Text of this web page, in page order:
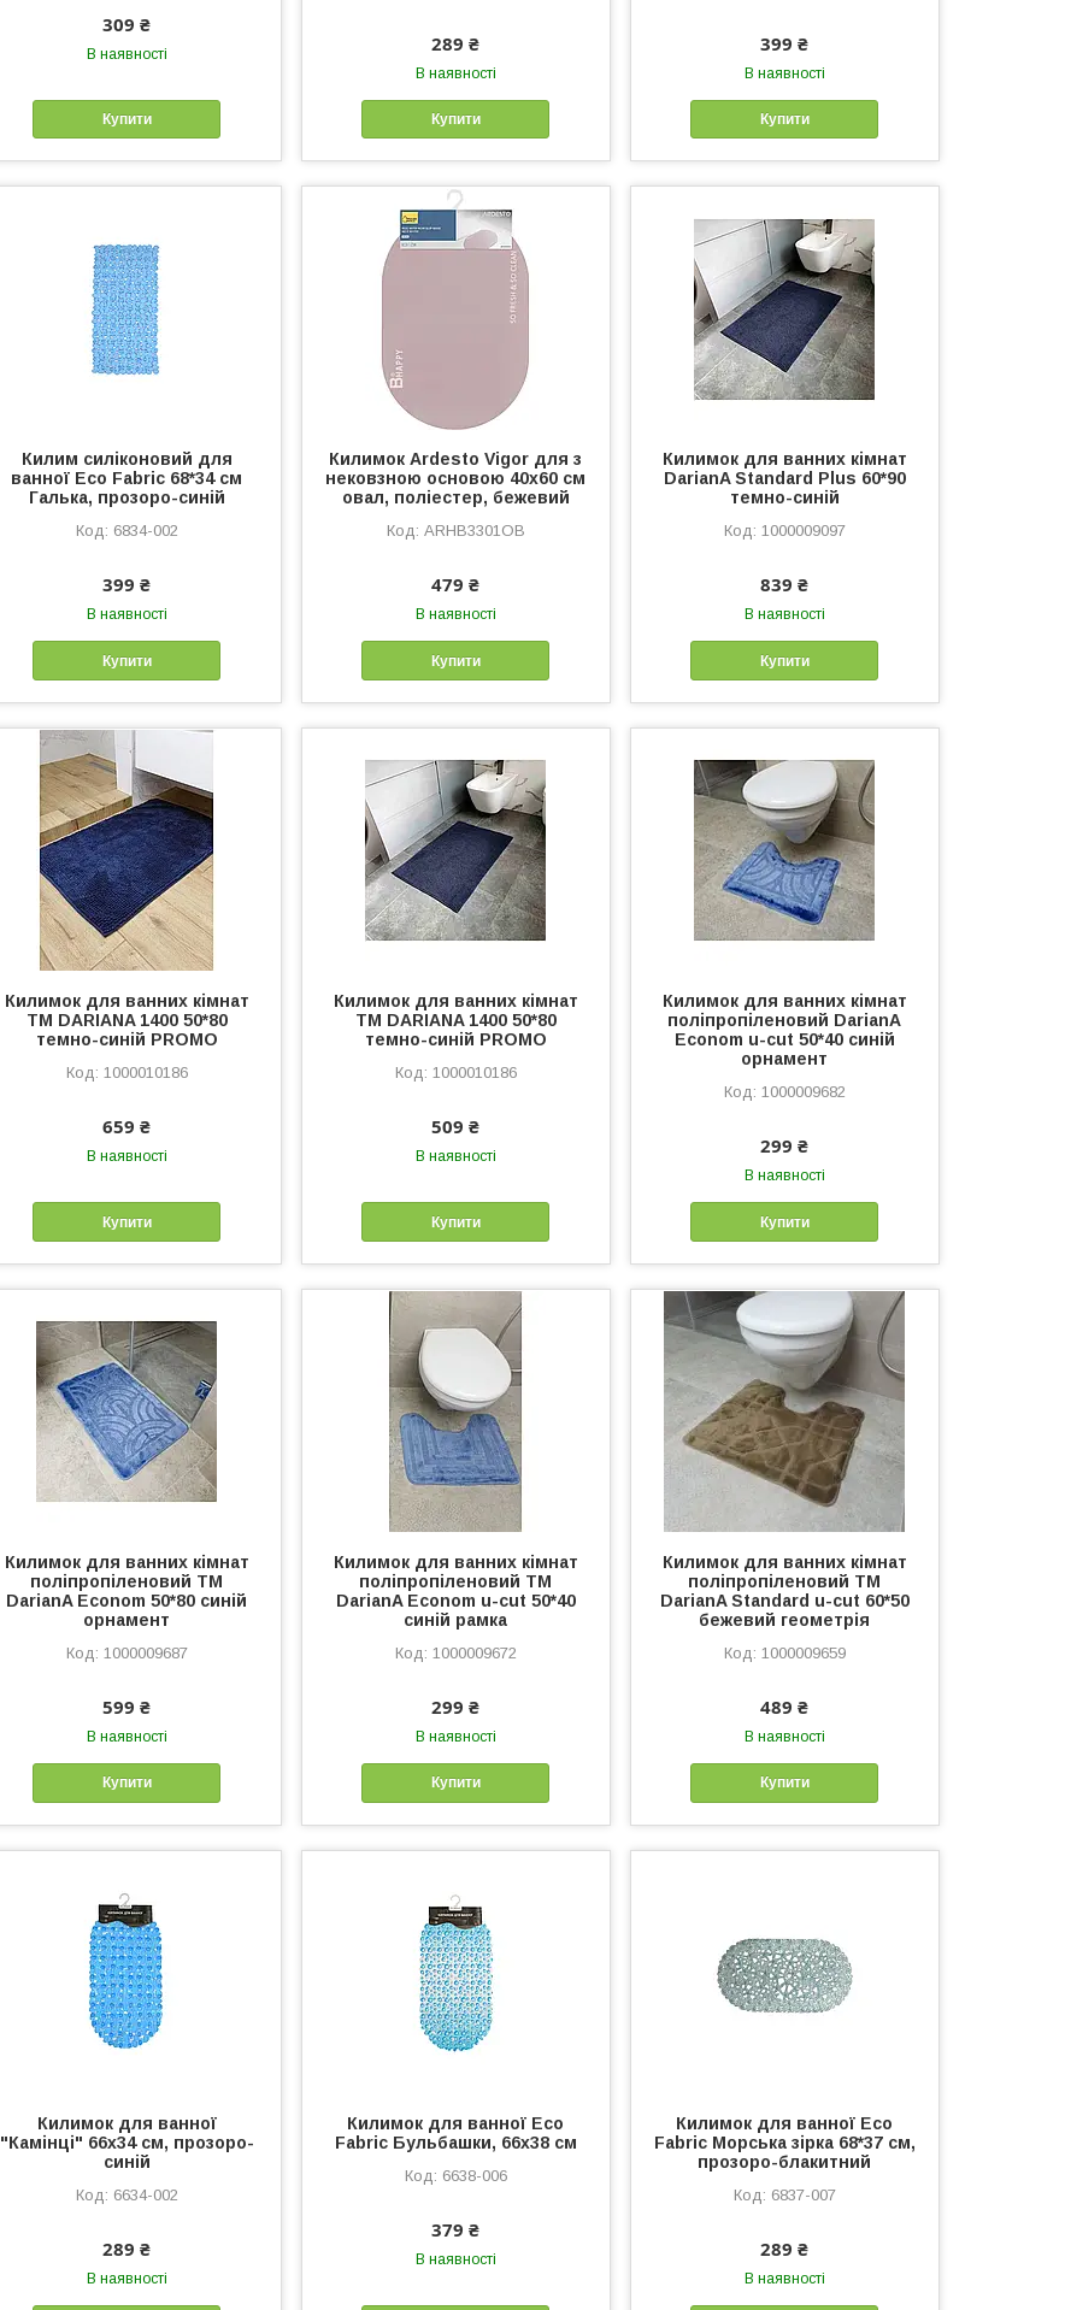
309 ₴
В наявності
Купити
289 ₴
В наявності
Купити
399 ₴
В наявності
Купити
Килим силіконовий для
ванної Eco Fabric 68*34 см
Галька, прозоро-синій
6834-002
399 ₴
В наявності
Купити
Килимок Ardesto Vigor для з
нековзною основою 40х60 см
овал, поліестер, бежевий
ARHB3301OB
479 ₴
В наявності
Купити
Килимок для ванних кімнат
DarianA Standard Plus 60*90
темно-синій
1000009097
839 ₴
В наявності
Купити
Килимок для ванних кімнат
TM DARIANA 1400 50*80
темно-синій PROMO
1000010186
659 ₴
В наявності
Купити
Килимок для ванних кімнат
TM DARIANA 1400 50*80
темно-синій PROMO
1000010186
509 ₴
В наявності
Купити
Килимок для ванних кімнат
поліпропіленовий DarianA
Econom u-cut 50*40 синій
орнамент
1000009682
299 ₴
В наявності
Купити
Килимок для ванних кімнат
поліпропіленовий TM
DarianA Econom 50*80 синій
орнамент
1000009687
599 ₴
В наявності
Купити
Килимок для ванних кімнат
поліпропіленовий TM
DarianA Econom u-cut 50*40
синій рамка
1000009672
299 ₴
В наявності
Купити
Килимок для ванних кімнат
поліпропіленовий TM
DarianA Standard u-cut 60*50
бежевий геометрія
1000009659
489 ₴
В наявності
Купити
Килимок для ванної
"Камінці" 66х34 см, прозоро-
синій
6634-002
289 ₴
В наявності
Килимок для ванної Eco
Fabric Бульбашки, 66х38 см
6638-006
379 ₴
В наявності
Килимок для ванної Eco
Fabric Морська зірка 68*37 см,
прозоро-блакитний
6837-007
289 ₴
В наявності